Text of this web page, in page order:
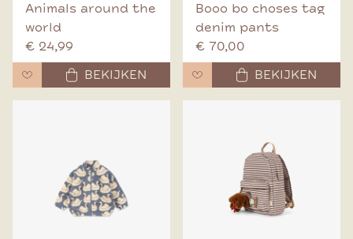
Animals around the
world
€ 24,99
BEKIJKEN
Booo bo choses tag
denim pants
€ 70,00
BEKIJKEN